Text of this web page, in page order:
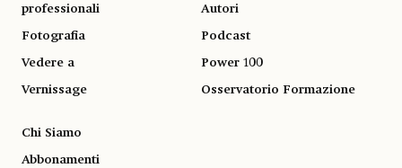
professionali
Fotografia
Vedere a
Vernissage
Autori
Podcast
Power 100
Osservatorio Formazione
Chi Siamo
Abbonamenti